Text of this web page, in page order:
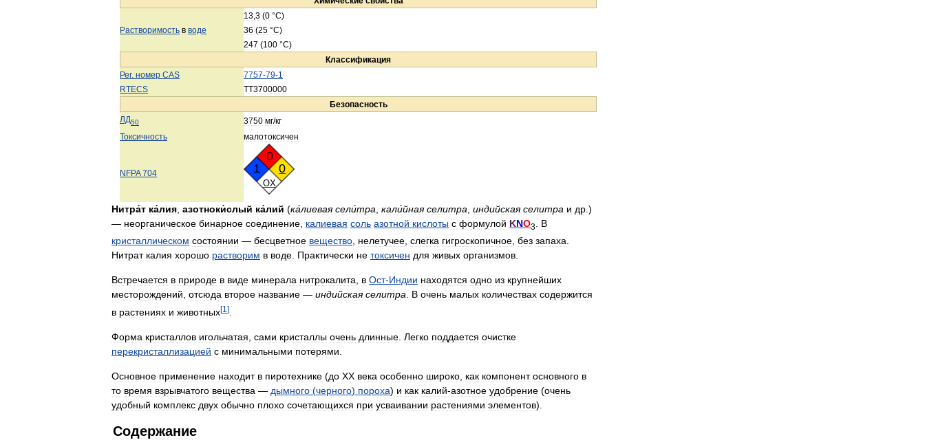
Растворимость в воде
13 3 (0 °C)
36 (25 °C)
247 (100 °C)
Классификация
Рег. номер CAS 7757-79-1
RTECS
TT3700000
Безопасность
ЛД50 3750 мг/кг
Токсичность
малотоксичен
NFPA 704
0
1
0
OX
Нитра́т ка́лия азотноки́слый ка́лий (ка́лиевая сели́тра кали́йная селитра индийская селитра и др .)
— неорганическое бинарное соединение калиевая соль азотной кислоты с формулой KNO3
В
кристаллическом состоянии — бесцветное вещество нелетучее слегка гигроскопичное без запаха
Нитрат калия хорошо растворим в воде Практически не токсичен для живых организмов
Встречается в природе в виде минерала нитрокалита в Ост-Индии находятся одно из крупнейших
месторождений отсюда второе название — индийская селитра В очень малых количествах содержится
в растениях и животных[1 ]
Форма кристаллов игольчатая, сами кристаллы очень длинные. Легко поддается очистке
перекристаллизацией с минимальными потерями.
Основное применение находит в пиротехнике (до XX века особенно широко, как компонент основного в
то время взрывчатого вещества — дымного (черного) пороха) и как калий-азотное удобрение (очень
удобный комплекс двух обычно плохо сочетающихся при усваивании растениями элементов).
Содержание